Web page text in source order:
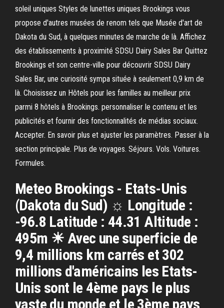
soleil uniques Styles de lunettes uniques Brookings vous
propose d'autres musées de renom tels que Musée d'art de
Dakota du Sud, à quelques minutes de marche de là. Affichez
des établissements à proximité SDSU Dairy Sales Bar Quittez
Brookings et son centre-ville pour découvrir SDSU Dairy
Sales Bar, une curiosité sympa située à seulement 0,9 km de
là. Choisissez un Hôtels pour les familles au meilleur prix
parmi 8 hôtels à Brookings. personnaliser le contenu et les
publicités et fournir des fonctionnalités de médias sociaux.
Accepter. En savoir plus et ajuster les paramètres. Passer à la
section principale. Plus de voyages. Séjours. Vols. Voitures.
Formules.
Meteo Brookings - Etats-Unis
(Dakota du Sud) ☼ Longitude :
-96.8 Latitude : 44.31 Altitude :
495m ☀ Avec une superficie de
9,4 millions km carrés et 302
millions d'américains les Etats-
Unis sont le 4ème pays le plus
vaste du monde et le 3ème pays